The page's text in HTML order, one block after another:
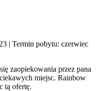
| Termin pobytu: czerwiec
zaopiekowania przez pana
miejsc. Rainbow
tą ofertę.